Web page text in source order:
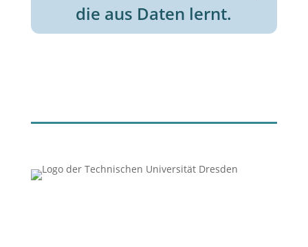
die aus Daten lernt.